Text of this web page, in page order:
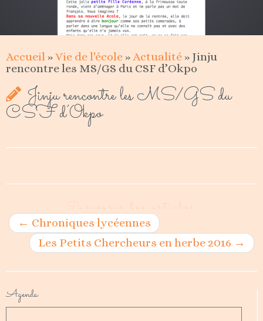
Accueil »Vie de l'école »Actualité » Jinju
rencontre les MS/GS du CSF d’Okpo
Jinju rencontre les MS/GS du
CSF d’Okpo
Parcourir les articles
← Chroniques lycéennes
Les Petits Chercheurs en herbe 2016 →
Agenda